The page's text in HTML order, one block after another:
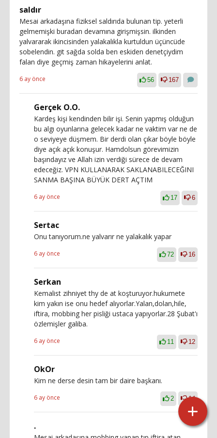
saldır
Mesai arkadaşına fiziksel saldırıda bulunan tip. yeterli
gelmemişki buradan devamına girişmişsin. ilkinden
yalvararak ikincisinden yalakalıkla kurtuldun üçüncüde
sobelendin. git sağda solda ben eskiden denetçiydim
falan diye geçmiş zaman hikayelerini anlat.
6 ay önce 56 167
Gerçek O.O.
Kardeş kişi kendinden bilir işi. Senin yapmış olduğun
bu algı oyunlarına gelecek kadar ne vaktim var ne de
o seviyeye düşmem. Bir derdi olan çıkar böyle böyle
diye açık açık konuşur. Hamdolsun görevimizin
başındayız ve Allah izin verdiği sürece de devam
edeceğiz. VPN KULLANARAK SAKLANABILECEĞINI
SANMA BAŞINA BÜYÜK DERT AÇTIM
6 ay önce 17 6
Sertac
Onu tanıyorum.ne yalvarır ne yalakalık yapar
6 ay önce 72 16
Serkan
Kemalist zihniyet thy de at koşturuyor.hukumete
kim yakın ise onu hedef alıyorlar.Yalan,dolan,hile,
iftira, mobbing her pisliği ustaca yapıyorlar.28 Şubat'ı
özlemişler galiba.
6 ay önce 11 12
OkOr
Kim ne derse desin tam bir daire başkanı.
6 ay önce 2 14
.